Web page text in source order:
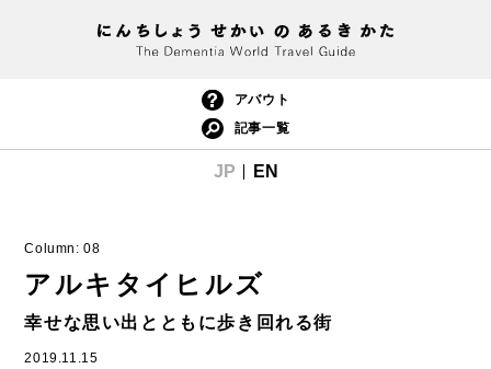
アバウト
記事一覧
JP EN
Column:08
アルキタイヒルズ
幸せな思い出とともに歩き回れる街
2019.11.15